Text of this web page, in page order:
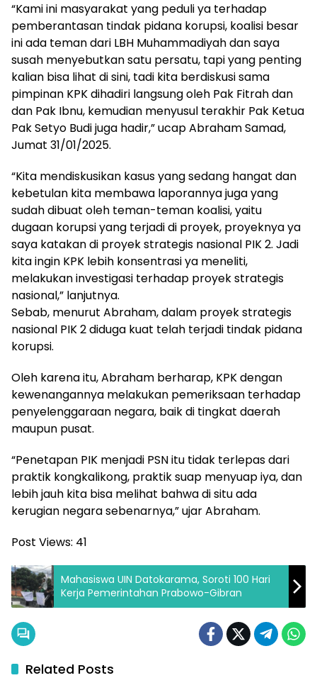
“Kami ini masyarakat yang peduli ya terhadap
pemberantasan tindak pidana korupsi, koalisi besar
ini ada teman dari LBH Muhammadiyah dan saya
susah menyebutkan satu persatu, tapi yang penting
kalian bisa lihat di sini, tadi kita berdiskusi sama
pimpinan KPK dihadiri langsung oleh Pak Fitrah dan
dan Pak Ibnu, kemudian menyusul terakhir Pak Ketua
Pak Setyo Budi juga hadir,” ucap Abraham Samad,
Jumat 31/01/2025.
“Kita mendiskusikan kasus yang sedang hangat dan
kebetulan kita membawa laporannya juga yang
sudah dibuat oleh teman-teman koalisi, yaitu
dugaan korupsi yang terjadi di proyek, proyeknya ya
saya katakan di proyek strategis nasional PIK 2. Jadi
kita ingin KPK lebih konsentrasi ya meneliti,
melakukan investigasi terhadap proyek strategis
nasional,” lanjutnya.
Sebab, menurut Abraham, dalam proyek strategis
nasional PIK 2 diduga kuat telah terjadi tindak pidana
korupsi.
Oleh karena itu, Abraham berharap, KPK dengan
kewenangannya melakukan pemeriksaan terhadap
penyelenggaraan negara, baik di tingkat daerah
maupun pusat.
“Penetapan PIK menjadi PSN itu tidak terlepas dari
praktik kongkalikong, praktik suap menyuap iya, dan
lebih jauh kita bisa melihat bahwa di situ ada
kerugian negara sebenarnya,” ujar Abraham.
Post Views: 41
Mahasiswa UIN Datokarama, Soroti 100 Hari
Kerja Pemerintahan Prabowo-Gibran
Related Posts
Hukum